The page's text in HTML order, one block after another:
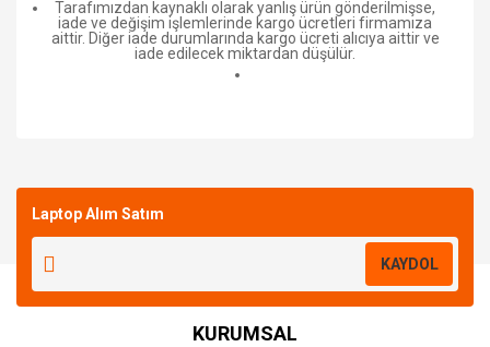
Tarafımızdan kaynaklı olarak yanlış ürün gönderilmişse,
iade ve değişim işlemlerinde kargo ücretleri firmamıza
aittir. Diğer iade durumlarında kargo ücreti alıcıya aittir ve
iade edilecek miktardan düşülür.
Laptop Alım Satım
KAYDOL
KURUMSAL